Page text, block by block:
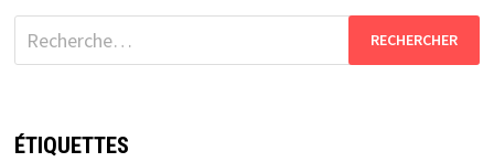
Rechercher :
ÉTIQUETTES